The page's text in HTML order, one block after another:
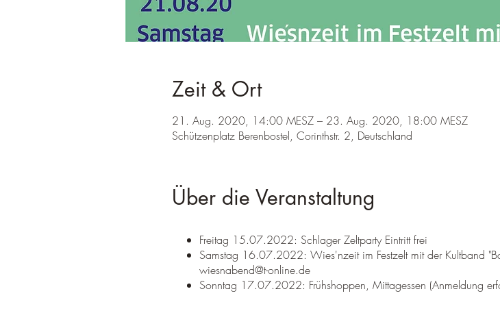
Zeit & Ort
21. Aug. 2020, 14:00 MESZ – 23. Aug. 2020, 18:00 MESZ
Schützenplatz Berenbostel, Corinthstr. 2, Deutschland
Über die Veranstaltung
Freitag 15.07.2022: Schlager Zeltparty Eintritt frei
Samstag 16.07.2022: Wies'nzeit im Festzelt mit der Kultband
wiesnabend@t-online.de
Sonntag 17.07.2022: Frühshoppen, Mittagessen (Anmeldung